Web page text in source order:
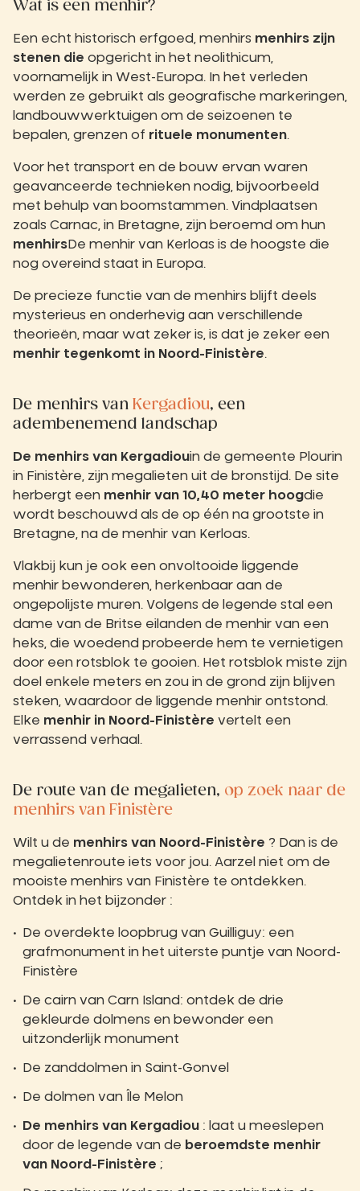
Wat is een menhir?
Een echt historisch erfgoed, menhirs menhirs zijn
stenen die opgericht in het neolithicum,
voornamelijk in West-Europa. In het verleden
werden ze gebruikt als geografische markeringen,
landbouwwerktuigen om de seizoenen te
bepalen, grenzen of rituele monumenten.
Voor het transport en de bouw ervan waren
geavanceerde technieken nodig, bijvoorbeeld
met behulp van boomstammen. Vindplaatsen
zoals Carnac, in Bretagne, zijn beroemd om hun
menhirsDe menhir van Kerloas is de hoogste die
nog overeind staat in Europa.
De precieze functie van de menhirs blijft deels
mysterieus en onderhevig aan verschillende
theorieën, maar wat zeker is, is dat je zeker een
menhir tegenkomt in Noord-Finistère.
De menhirs van Kergadiou, een
adembenemend landschap
De menhirs van Kergadiouin de gemeente Plourin
in Finistère, zijn megalieten uit de bronstijd. De site
herbergt een menhir van 10,40 meter hoogdie
wordt beschouwd als de op één na grootste in
Bretagne, na de menhir van Kerloas.
Vlakbij kun je ook een onvoltooide liggende
menhir bewonderen, herkenbaar aan de
ongepolijste muren. Volgens de legende stal een
dame van de Britse eilanden de menhir van een
heks, die woedend probeerde hem te vernietigen
door een rotsblok te gooien. Het rotsblok miste zijn
doel enkele meters en zou in de grond zijn blijven
steken, waardoor de liggende menhir ontstond.
Elke menhir in Noord-Finistère vertelt een
verrassend verhaal.
De route van de megalieten, op zoek naar de
menhirs van Finistère
Wilt u de menhirs van Noord-Finistère ? Dan is de
megalietenroute iets voor jou. Aarzel niet om de
mooiste menhirs van Finistère te ontdekken.
Ontdek in het bijzonder :
De overdekte loopbrug van Guilliguy: een
grafmonument in het uiterste puntje van Noord-
Finistère
De cairn van Carn Island: ontdek de drie
gekleurde dolmens en bewonder een
uitzonderlijk monument
De zanddolmen in Saint-Gonvel
De dolmen van Île Melon
De menhirs van Kergadiou : laat u meeslepen
door de legende van de beroemdste menhir
van Noord-Finistère ;